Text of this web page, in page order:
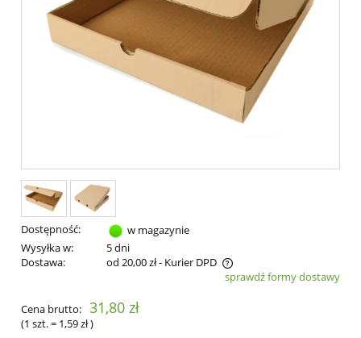
Dostępność:
w magazynie
Wysyłka w:
5 dni
Dostawa:
od 20,00 zł- Kurier DPD
Cena nie zawiera ewentualnych kosztów płatnościsprawdź formy dostawy
Cena brutto: 31,80 zł
(1 szt.= 1,59 zł)